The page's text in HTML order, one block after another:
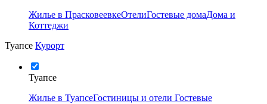
Жилье в ПрасковеевкеОтелиГостевые домаДома и
Коттеджи
Туапсе Курорт
Туапсе
Жилье в ТуапсеГостиницы и отели Гостевые